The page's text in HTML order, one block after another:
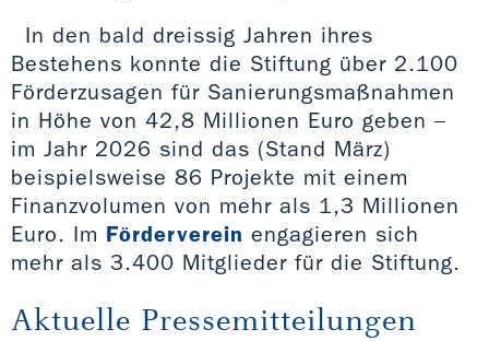
In den bald dreissig Jahren ihres
Bestehens konnte die Stiftung über 2.100
Förderzusagen für Sanierungsmaßnahmen
in Höhe von 42,8 Millionen Euro geben –
im Jahr 2026 sind das (Stand März)
beispielsweise 86 Projekte mit einem
Finanzvolumen von mehr als 1,3 Millionen
Euro. Im Förderverein engagieren sich
mehr als 3.400 Mitglieder für die Stiftung.
Aktuelle Pressemitteilungen